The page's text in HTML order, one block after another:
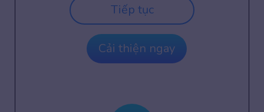
Tiếp tục
Cải thiện ngay